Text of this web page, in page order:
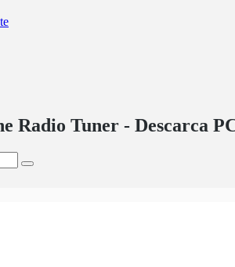
Radio Tuner - Descarca